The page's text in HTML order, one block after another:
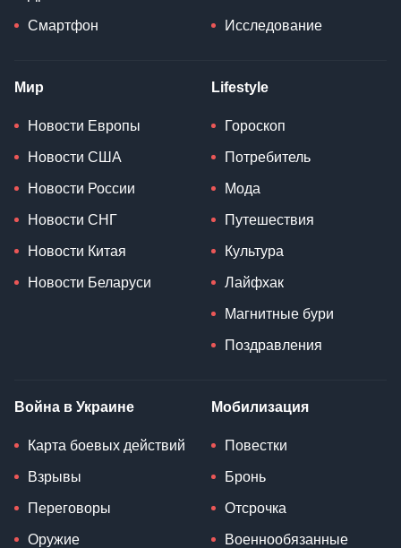
Смартфон Исследование
Мир
Новости Европы
Новости США
Новости России
Новости СНГ
Новости Китая
Новости Беларуси
Lifestyle
Гороскоп
Потребитель
Мода
Путешествия
Культура
Лайфхак
Магнитные бури
Поздравления
Война в Украине
Карта боевых действий
Взрывы
Переговоры
Оружие
Мобилизация
Повестки
Бронь
Отсрочка
Военнообязанные